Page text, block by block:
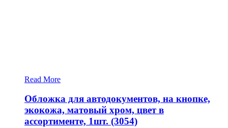
Read More
Обложка для автодокументов, на кнопке,
экокожа, матовый хром, цвет в
ассортименте, 1шт. (3054)